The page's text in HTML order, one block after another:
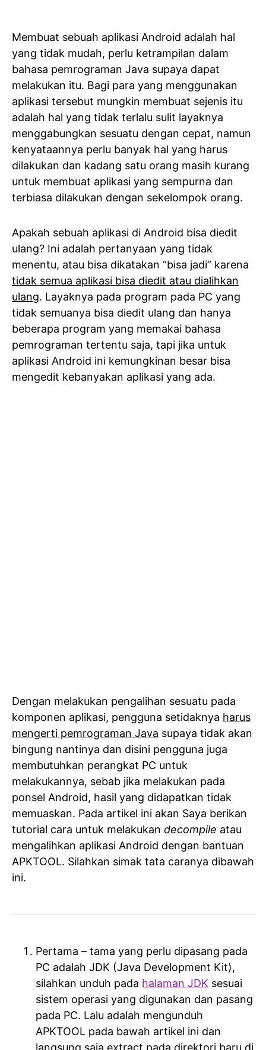
Membuat sebuah aplikasi Android adalah hal
yang tidak mudah, perlu ketrampilan dalam
bahasa pemrograman Java supaya dapat
melakukan itu. Bagi para yang menggunakan
aplikasi tersebut mungkin membuat sejenis itu
adalah hal yang tidak terlalu sulit layaknya
menggabungkan sesuatu dengan cepat, namun
kenyataannya perlu banyak hal yang harus
dilakukan dan kadang satu orang masih kurang
untuk membuat aplikasi yang sempurna dan
terbiasa dilakukan dengan sekelompok orang.
Apakah sebuah aplikasi di Android bisa diedit
ulang? Ini adalah pertanyaan yang tidak
menentu, atau bisa dikatakan “bisa jadi” karena
tidak semua aplikasi bisa diedit atau dialihkan
ulang. Layaknya pada program pada PC yang
tidak semuanya bisa diedit ulang dan hanya
beberapa program yang memakai bahasa
pemrograman tertentu saja, tapi jika untuk
aplikasi Android ini kemungkinan besar bisa
mengedit kebanyakan aplikasi yang ada.
Dengan melakukan pengalihan sesuatu pada
komponen aplikasi, pengguna setidaknya harus
mengerti pemrograman Java supaya tidak akan
bingung nantinya dan disini pengguna juga
membutuhkan perangkat PC untuk
melakukannya, sebab jika melakukan pada
ponsel Android, hasil yang didapatkan tidak
memuaskan. Pada artikel ini akan Saya berikan
tutorial cara untuk melakukan decompile atau
mengalihkan aplikasi Android dengan bantuan
APKTOOL. Silahkan simak tata caranya dibawah
ini.
Pertama – tama yang perlu dipasang pada
PC adalah JDK (Java Development Kit),
silahkan unduh pada halaman JDK sesuai
sistem operasi yang digunakan dan pasang
pada PC. Lalu adalah mengunduh
APKTOOL pada bawah artikel ini dan
langsung saja extract pada direktori baru di